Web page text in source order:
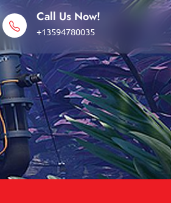
Call Us Now!
+13594780035